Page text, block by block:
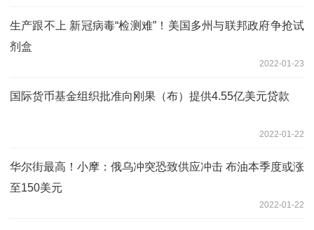
生产跟不上 新冠病毒“检测难”！美国多州与联邦政府争抢试
剂盒
2022-01-23
国际货币基金组织批准向刚果（布）提供4.55亿美元贷款
2022-01-22
华尔街最高！小摩：俄乌冲突恐致供应冲击 布油本季度或涨
至150美元
2022-01-22